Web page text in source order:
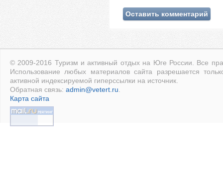
© 2009-2016 Туризм и активный отдых на Юге России. Все
Использование любых материалов сайта разрешается
активной индексируемой гиперссылки на источник.
Обратная связь: admin@vetert.ru
Карта сайта